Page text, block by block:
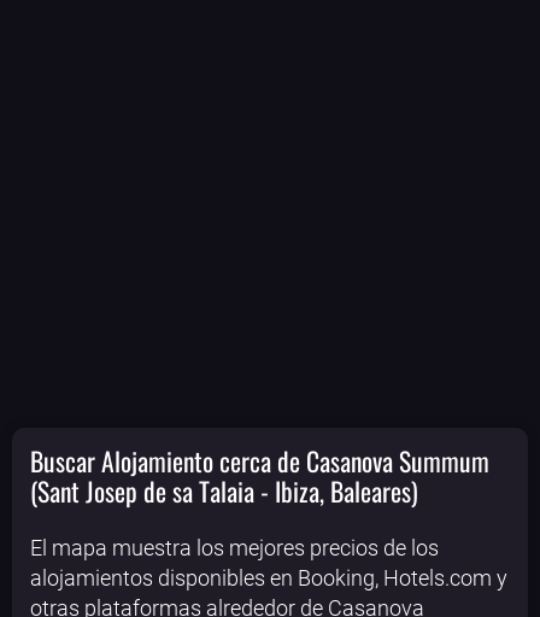
Buscar Alojamiento cerca de Casanova Summum
(Sant Josep de sa Talaia - Ibiza, Baleares)
El mapa muestra los mejores precios de los
alojamientos disponibles en Booking, Hotels.com y
otras plataformas alrededor de Casanova